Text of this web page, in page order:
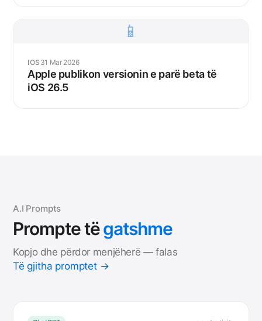
📱
IOS 31 Mar 2026
Apple publikon versionin e parë beta të
iOS 26.5
A.I Prompts
Promptetëgatshme
Kopjo dhe përdor menjëherë — falas
Të gjitha promptet →